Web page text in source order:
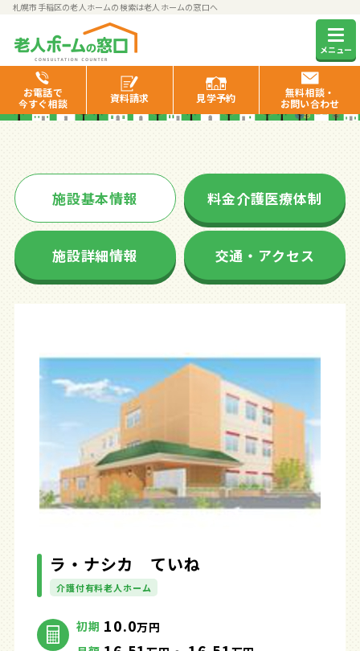
札幌市手稲区の老人ホームの検索は老人ホームの窓口へ
メニュー
お電話で
今すぐ相談
資料請求 見学予約
無料相談・
お問い合わせ
ラ・ナシカ ていね
施設基本情報 料金介護医療体制
施設詳細情報 交通・アクセス
ラ・ナシカ ていね
介護付有料老人ホーム
初期 10.0万円